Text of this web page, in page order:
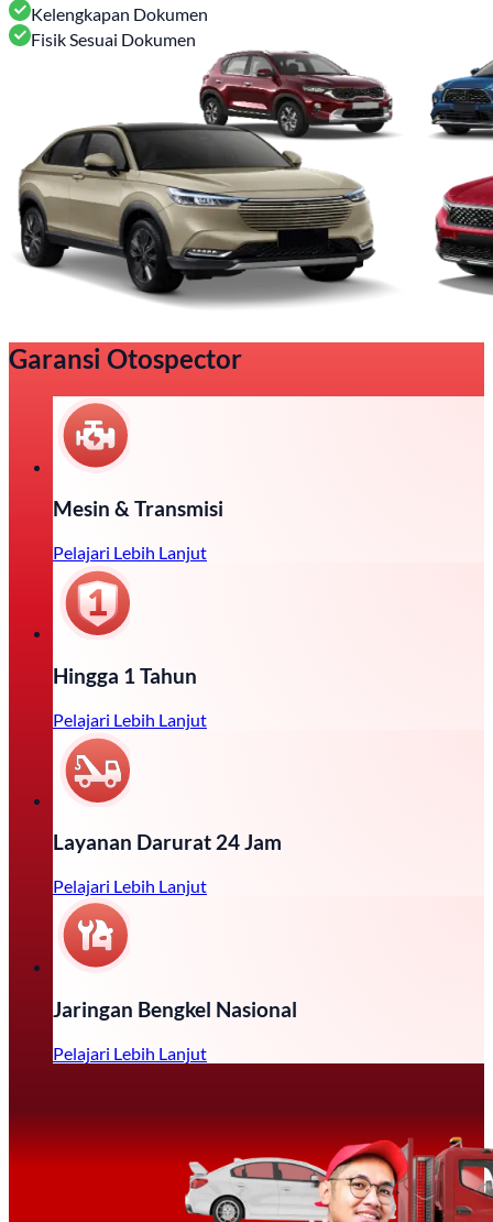
Kelengkapan Dokumen
Fisik Sesuai Dokumen
Garansi Otospector
Mesin & Transmisi
Pelajari Lebih Lanjut
Hingga 1 Tahun
Pelajari Lebih Lanjut
Layanan Darurat 24 Jam
Pelajari Lebih Lanjut
Jaringan Bengkel Nasional
Pelajari Lebih Lanjut